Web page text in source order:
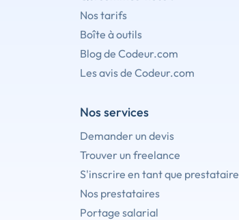
Nos tarifs
Boîte à outils
Blog de Codeur.com
Les avis de Codeur.com
Nos services
Demander un devis
Trouver un freelance
S'inscrire en tant que prestataire
Nos prestataires
Portage salarial